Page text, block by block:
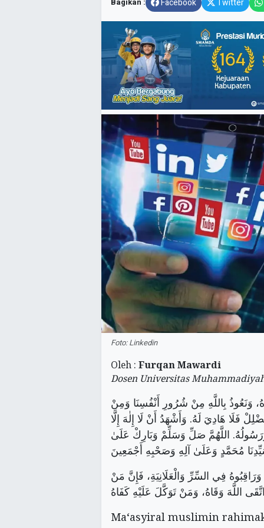
Bagikan : Facebook Twitter
Foto: Linkedin
Oleh : Furqan Mawardi
Dosen Universitas
وَنَعُوذُ بِاللَّهِ مِنْ شُرُورِ أَنْفُسِنَا وَمِنْ
فَلَا هَادِيَ لَهُ. وَأَشْهَدُ أَنْ لَا إِلٰهَ إِلَّا
اللَّهُمَّ صَلِّ وَسَلِّمْ وَبَارِكْ عَلَىٰ
وَرَاقِبُوهُ فِي السِّرِّ وَالْعَلَانِيَةِ، فَإِنَّ مَنْ
Ma‘asyiral muslimin